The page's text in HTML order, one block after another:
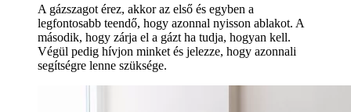
A gázszagot érez, akkor az első és egyben a
legfontosabb teendő, hogy azonnal nyisson ablakot. A
második, hogy zárja el a gázt ha tudja, hogyan kell.
Végül pedig hívjon minket és jelezze, hogy azonnali
segítségre lenne szüksége.